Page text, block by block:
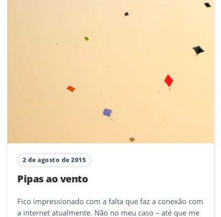
2 de agosto de 2015
Pipas ao vento
Fico impressionado com a falta que faz a conexão com
a internet atualmente. Não no meu caso – até que me